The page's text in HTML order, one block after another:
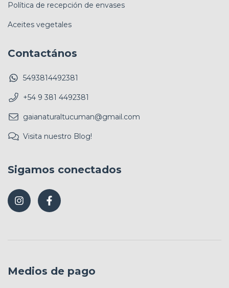
Política de recepción de envases
Aceites vegetales
Contactános
5493814492381
+54 9 381 4492381
gaianaturaltucuman@gmail.com
Visita nuestro Blog!
Sigamos conectados
Medios de pago